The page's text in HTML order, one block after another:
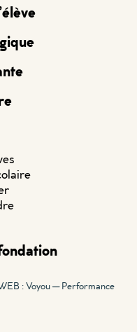
: Voyou — Performance